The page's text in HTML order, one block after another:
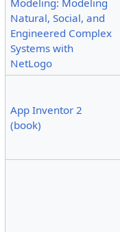
Modeling: Modeling
Natural, Social, and
Engineered Complex
Systems with
NetLogo
App Inventor 2
(book)